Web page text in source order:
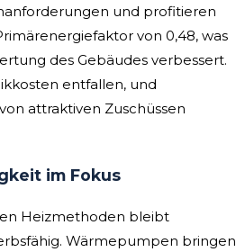
und profitieren
von 0,48, was
des Gebäudes verbessert.
entfallen, und
attraktiven Zuschüssen
im Fokus
Heizmethoden bleibt
Wärmepumpen bringen